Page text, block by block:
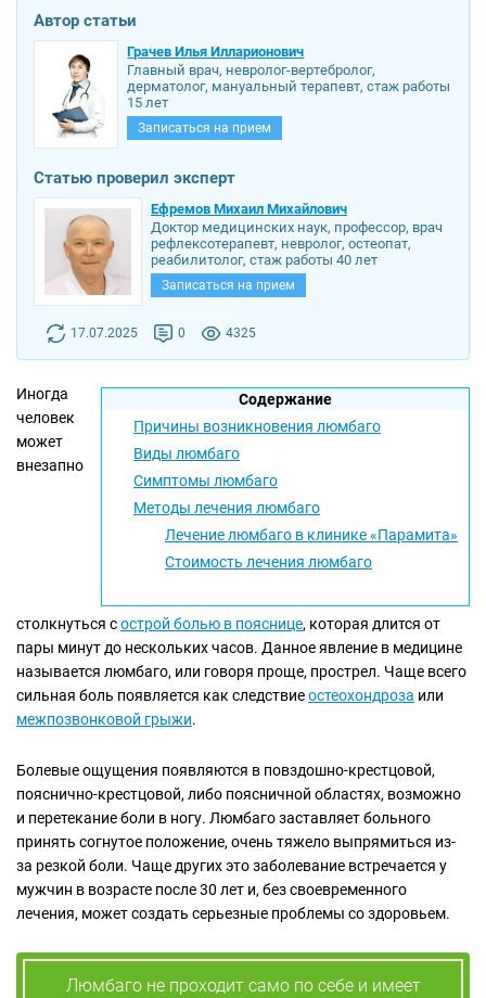
Автор статьи
Грачев Илья Илларионович
Главный врач, невролог-вертебролог,
дерматолог, мануальный терапевт, стаж работы
15 лет
Записаться на прием
Статью проверил эксперт
Ефремов Михаил Михайлович
Доктор медицинских наук, профессор, врач
рефлексотерапевт, невролог, остеопат,
реабилитолог, стаж работы 40 лет
Записаться на прием
17.07.2025 0 4325
Содержание
Причины возникновения люмбаго
Виды люмбаго
Симптомы люмбаго
Методы лечения люмбаго
Лечение люмбаго в клинике «Парамита»
Стоимость лечения люмбаго
Иногда
человек
может
внезапно
столкнуться сострой болью в пояснице, которая длится от
пары минут до нескольких часов. Данное явление в медицине
называется люмбаго, или говоря проще, прострел. Чаще всего
сильная боль появляется как следствиеостеохондроза или
межпозвонковой грыжи.
Болевые ощущения появляются в повздошно-крестцовой,
пояснично-крестцовой, либо поясничной областях, возможно
и перетекание боли в ногу. Люмбаго заставляет больного
принять согнутое положение, очень тяжело выпрямиться из-
за резкой боли. Чаще других это заболевание встречается у
мужчин в возрасте после 30 лет и, без своевременного
лечения, может создать серьезные проблемы со здоровьем.
Люмбаго не проходит само по себе и имеет